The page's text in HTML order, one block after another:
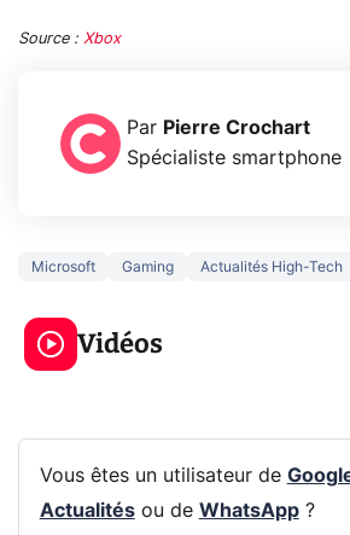
Source : Xbox
Par Pierre Crochart
Spécialiste smartphone
Microsoft Gaming Actualités High-Tech
Vidéos
3 écrans en 1 pour
319€ ? Voici L'AOC
CQ32G4ZA !
Vous êtes un utilisateur de
Actualitésou de WhatsApp?